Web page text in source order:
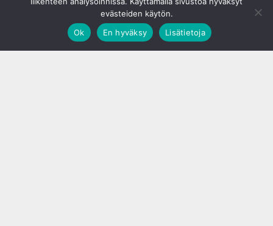
evästeiden käytön.
Ok
En hyväksy Lisätietoja